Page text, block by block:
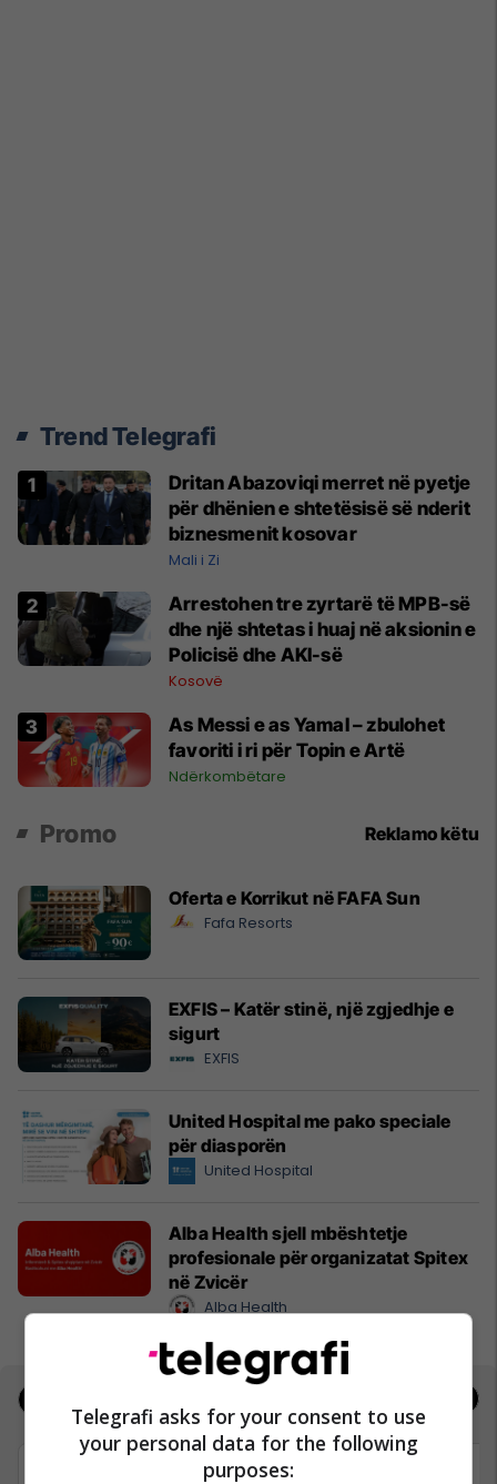
Trend Telegrafi
Dritan Abazoviqi merret në pyetje
për dhënien e shtetësisë së nderit
biznesmenit kosovar
Mali i Zi
Arrestohen tre zyrtarë të MPB-së
dhe një shtetas i huaj në aksionin e
Policisë dhe AKI-së
Kosovë
As Messi e as Yamal – zbulohet
favoriti i ri për Topin e Artë
Ndërkombëtare
Promo Reklamo këtu
Oferta e Korrikut në FAFA Sun
Fafa Resorts
EXFIS – Katër stinë, një zgjedhje e
sigurt
EXFIS
United Hospital me pako speciale
për diasporën
United Hospital
Alba Health sjell mbështetje
profesionale për organizatat Spitex
në Zvicër
Alba Health
Telegrafi asks for your consent to use
your personal data for the following
purposes: